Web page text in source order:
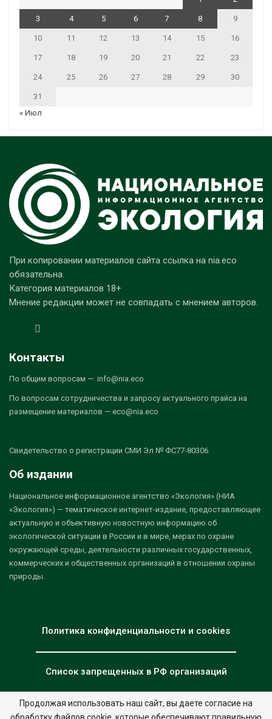
3 4 5 6 7 8 9
10 11 12 13 14 15 16
17 18 19 20 21 22 23
24 25 26 27 28 29 30
31
« Июл
При копировании материалов сайта ссылка на nia.eco
обязательна.
Категория материалов 18+
Мнение редакции может не совпадать с мнением авторов.
Контакты
По общим вопросам — info@nia.eco
По вопросам сотрудничества и запросу актуального прайса на
размещение материалов — eco@nia.eco
Свидетельство о регистрации СМИ Эл № ФС77-80306
Об издании
Национальное информационное агентство «Экология» (НИА
«Экология») — тематическое интернет-издание, предоставляющее
актуальную и объективную новостную информацию об
экологической ситуации в России и в мире, мерах по охране
окружающей среды, деятельности различных государственных,
коммерческих и общественных организаций в отношении охраны
природы.
Политика конфиденциальности и cookies
Список запрещенных в РФ организаций
Продолжая использовать наш сайт, вы даете согласие на